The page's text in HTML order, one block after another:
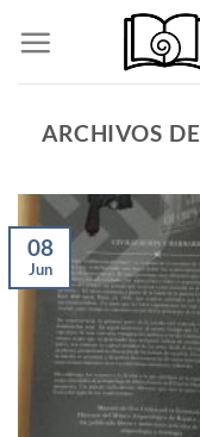
contenido
ARCHIVOS
08
Jun